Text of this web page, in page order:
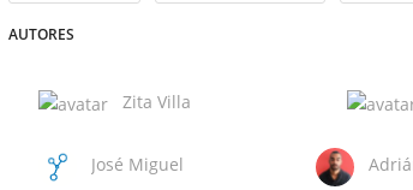
AUTORES
Zita Villa
José Miguel